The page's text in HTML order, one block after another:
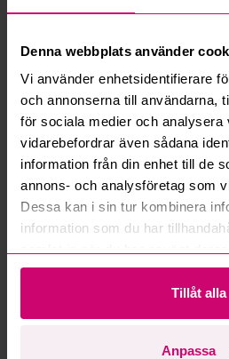
Denna webbplats använder
Vi använder enhetsidentifierare
och annonserna till användarna,
för sociala medier och analysera
vidarebefordrar även sådana
information från din enhet till de
annons- och analysföretag som
Dessa kan i sin tur kombinera
information som du har
Tillåt alla
Anpassa
Vad är ett reservationspris?
Hur fungerar maxbud?
Hur fungerar budmotorn?
Kan jag ångra ett bud?
Kan ni frakta mina vunna objekt?
Mer från samma kategori